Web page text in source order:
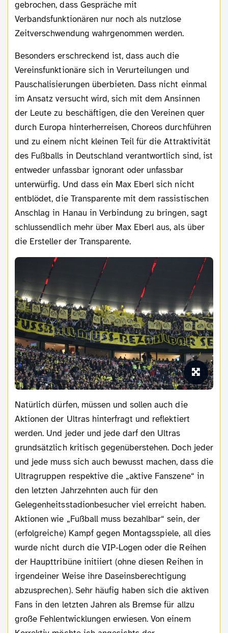
gebrochen, dass Gespräche mit
Verbandsfunktionären nur noch als nutzlose
Zeitverschwendung wahrgenommen werden.
Besonders erschreckend ist, dass auch die
Vereinsfunktionäre sich in Verurteilungen und
Pauschalisierungen überbieten. Dass nicht einmal
im Ansatz versucht wird, sich mit dem Ansinnen
der Leute zu beschäftigen, die den Vereinen quer
durch Europa hinterherreisen, Choreos durchführen
und zu einem nicht kleinen Teil für die Attraktivität
des Fußballs in Deutschland verantwortlich sind, ist
entweder unfassbar ignorant oder unfassbar
unterwürfig. Und dass ein Max Eberl sich nicht
entblödet, die Transparente mit dem rassistischen
Anschlag in Hanau in Verbindung zu bringen, sagt
schlussendlich mehr über Max Eberl aus, als über
die Ersteller der Transparente.
Natürlich dürfen, müssen und sollen auch die
Aktionen der Ultras hinterfragt und reflektiert
werden. Und jeder und jede darf den Ultras
grundsätzlich kritisch gegenüberstehen. Doch jeder
und jede muss sich auch bewusst machen, dass die
Ultragruppen respektive die „aktive Fanszene“ in
den letzten Jahrzehnten auch für den
Gelegenheitsstadionbesucher viel erreicht haben.
Aktionen wie „Fußball muss bezahlbar“ sein, der
(erfolgreiche) Kampf gegen Montagsspiele, all dies
wurde nicht durch die VIP-Logen oder die Reihen
der Haupttribüne initiiert (ohne diesen Reihen in
irgendeiner Weise ihre Daseinsberechtigung
abzusprechen). Sehr häufig haben sich die aktiven
Fans in den letzten Jahren als Bremse für allzu
große Fehlentwicklungen erwiesen. Von einem